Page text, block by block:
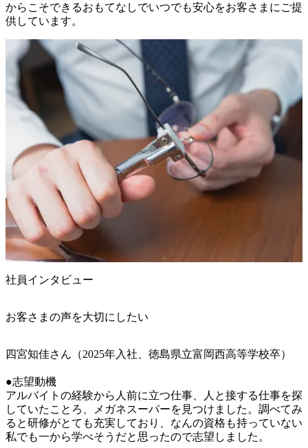
からこそできるおもてなしでいつでも安心をお客さまにご提
供しています。
社員インタビュー
お客さまの声を大切にしたい
四宮知佳さん（2025年入社、徳島県立富岡西高等学校卒）
●志望動機
アルバイトの経験から人前に立つ仕事、人と接する仕事を探
していたことろ、メガネスーパーを見つけました。調べてみ
ると研修がとても充実しており、なんの資格も持っていない
私でも一から学べそうだと思ったので志望しました。